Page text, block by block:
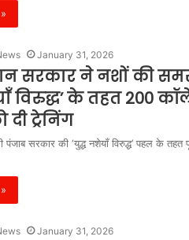
January 31, 2026
सरकार ने नशों की
विरुद्ध’ के तहत 200
ट्रेनिंग
पंजाब सरकार की ‘युद्ध नशेयाँ विरुद्ध’ पहल के
January 31, 2026